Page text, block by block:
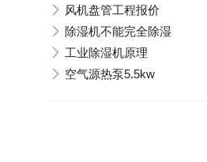
风机盘管工程报价
除湿机不能完全除湿
工业除湿机原理
空气源热泵5.5kw